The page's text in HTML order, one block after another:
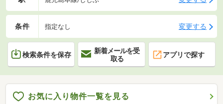
条件 指定なし 変更する
検索条件を保存
新着メールを受
取る
アプリで探す
お気に入り物件一覧を見る